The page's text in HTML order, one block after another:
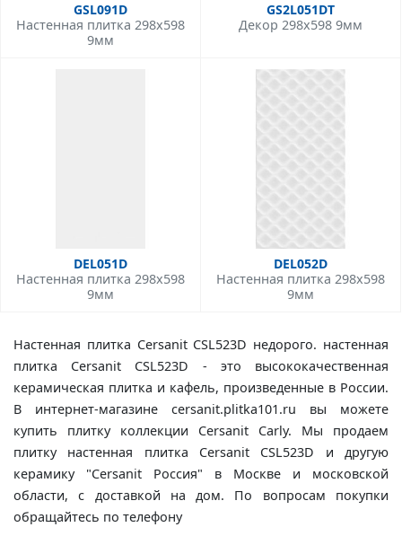
GSL091D
Настенная плитка 298x598
9мм
GS2L051DT
Декор 298x598 9мм
DEL051D
Настенная плитка 298x598
9мм
DEL052D
Настенная плитка 298x598
9мм
Настенная плитка Cersanit CSL523D недорого. настенная
плитка Cersanit CSL523D - это высококачественная
керамическая плитка и кафель, произведенные в России.
В интернет-магазине cersanit.plitka101.ru вы можете
купить плитку коллекции Cersanit Carly. Мы продаем
плитку настенная плитка Cersanit CSL523D и другую
керамику "Cersanit Россия" в Москве и московской
области, с доставкой на дом. По вопросам покупки
обращайтесь по телефону